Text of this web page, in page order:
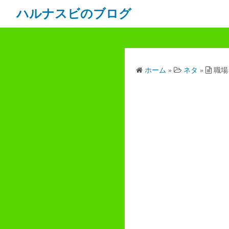
ハルナスビのブログ
ホーム » ネタ » 職